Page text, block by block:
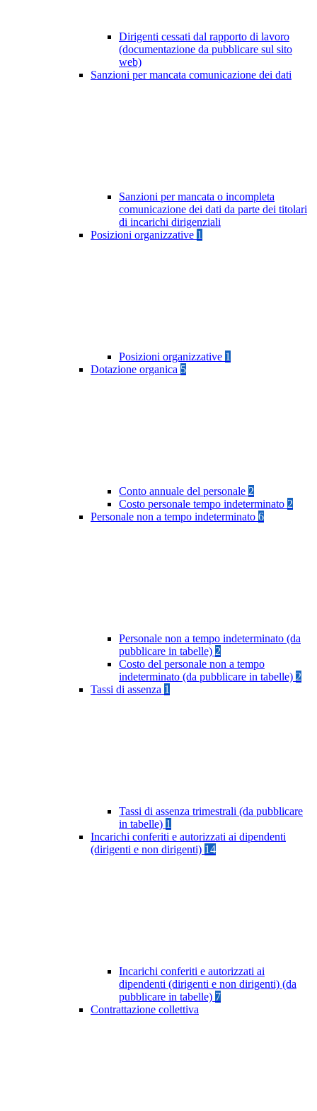
Dirigenti cessati dal rapporto di lavoro
(documentazione da pubblicare sul sito
web)
Sanzioni per mancata comunicazione dei dati
Sanzioni per mancata o incompleta
comunicazione dei dati da parte dei titolari
di incarichi dirigenziali
Posizioni organizzative 1
Posizioni organizzative 1
Dotazione organica 5
Conto annuale del personale 2
Costo personale tempo indeterminato 2
Personale non a tempo indeterminato 6
Personale non a tempo indeterminato (da
pubblicare in tabelle) 2
Costo del personale non a tempo
indeterminato (da pubblicare in tabelle) 2
Tassi di assenza 1
Tassi di assenza trimestrali (da pubblicare
in tabelle) 1
Incarichi conferiti e autorizzati ai dipendenti
(dirigenti e non dirigenti) 14
Incarichi conferiti e autorizzati ai
dipendenti (dirigenti e non dirigenti) (da
pubblicare in tabelle) 7
Contrattazione collettiva